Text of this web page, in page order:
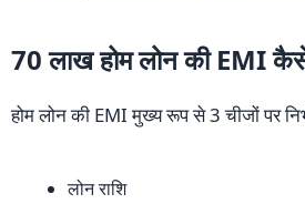
70 लाख होम लोन की EMI
होम लोन की EMI मुख्य रूप से 3 चीजों पर
लोन राशि